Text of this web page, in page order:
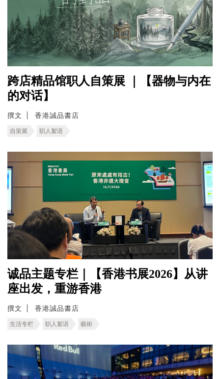
跨店精品馆职人自策展 ｜【器物与内在
的对话】
撰文 香港誠品書店
自策展 职人絮语
诚品主题专栏｜【香港书展2026】从讲
座出发，重游香港
撰文 香港誠品書店
生活专栏 职人絮语 藝術